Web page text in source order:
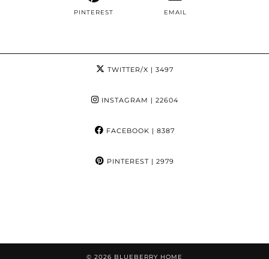
PINTEREST EMAIL
TWITTER/X | 3497
INSTAGRAM | 22604
FACEBOOK | 8387
PINTEREST| 2979
© 2026 BLUEBERRY HOME